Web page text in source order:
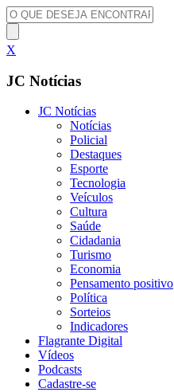
X
JC Notícias
JC Notícias
Notícias
Policial
Destaques
Esporte
Tecnologia
Veículos
Cultura
Saúde
Cidadania
Turismo
Economia
Pensamento positivo
Política
Sorteios
Indicadores
Flagrante Digital
Vídeos
Podcasts
Cadastre-se